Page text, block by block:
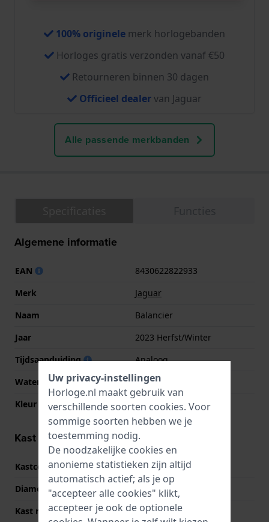
100% originele merk horlogebanden
Horloges gratis verzonden vanaf €50
Retourneren binnen 30 dagen
Officieel dealervan Jaguar
Alle passende merkbanden
Algemene informatie
EAN
8430622822933
Merk
Jaguar
Naam
Balancier
Jaar
2023 Herfst/Winter
Tijdsaanduiding
Analoog
Waterdichtheid
10 Bar (zwemmen)
Kleur wijzerplaat
Groen
Kast informatie
Kastcode
J1007
Diameter
44 mm
Kast materiaal
Roestvrij staal
Uw privacy-instellingen
Horloge.nl maakt gebruik van
verschillende soorten cookies. Voor
sommige soorten hebben we je
toestemming nodig.
De noodzakelijke cookies en
anonieme statistieken zijn altijd
automatisch actief; als je op
"accepteer alle cookies" klikt,
accepteer je ook de optionele